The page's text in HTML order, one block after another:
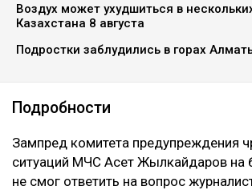
Воздух может ухудшиться в
Казахстана 8 августа
Подростки заблудились в горах
Подробности
Зампред комитета предупреждения
ситуаций МЧС Асет Жылкайдаров на
не смог ответить на вопрос